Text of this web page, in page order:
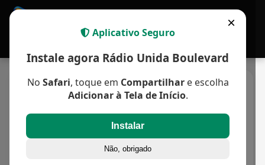
×
Aplicativo Seguro
Instale agora Rádio Unida Boulevard
No Safari, toque em Compartilhare escolha
Adicionar à Tela de Início.
Instalar
Não, obrigado